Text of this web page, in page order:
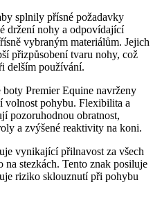
splnily přísné požadavky
držení nohy a odpovídající
vybraným materiálům. Jejich
přizpůsobení tvaru nohy, což
delším používání.
Premier Equine navrženy
volnost pohybu. Flexibilita a
pozoruhodnou obratnost,
a zvýšené reaktivity na koni.
vynikající přilnavost za všech
stezkách. Tento znak posiluje
riziko sklouznutí při pohybu